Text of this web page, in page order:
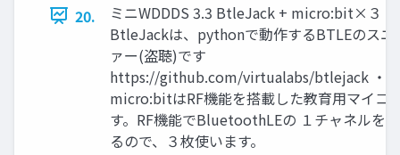
20.
ミニWDDDS 3.3 BtleJack + micro:bit×３ ・
BtleJackは、pythonで動作するBTLEのスニ
ァー(盗聴)です
https://github.com/virtualabs/btlejack ・
micro:bitはRF機能を搭載した教育用マイコ
す。RF機能でBluetoothLEの １チャネルを
るので、３枚使います。